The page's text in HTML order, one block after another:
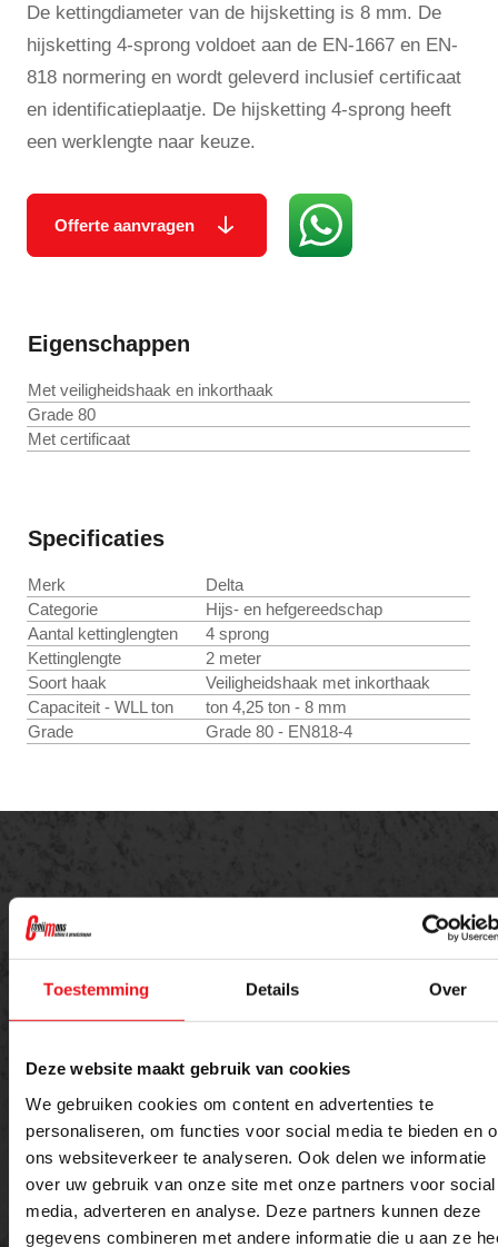
Toestemming Details Over
Deze website maakt gebruik van cookies
We gebruiken cookies om content en advertenties te
personaliseren, om functies voor social media te bieden en
ons websiteverkeer te analyseren. Ook delen we informatie
over uw gebruik van onze site met onze partners voor social
media, adverteren en analyse. Deze partners kunnen deze
gegevens combineren met andere informatie die u aan ze
De kettingdiameter van de hijsketting is 8 mm. De
hijsketting 4-sprong voldoet aan de EN-1667 en EN-
818 normering en wordt geleverd inclusief certificaat
en identificatieplaatje. De hijsketting 4-sprong heeft
een werklengte naar keuze.
Offerte aanvragen
Eigenschappen
Met veiligheidshaak en inkorthaak
Grade 80
Met certificaat
Specificaties
Merk
Delta
Categorie
Hijs- en hefgereedschap
Aantal kettinglengten
4 sprong
Kettinglengte
2 meter
Soort haak
Veiligheidshaak met inkorthaak
Capaciteit - WLL ton
ton 4,25 ton - 8 mm
Grade
Grade 80 - EN818-4
Offerte aanvragen
Meer weten over dit product of een offerte
aanvragen?
Naam E-mailadres
Telefoon